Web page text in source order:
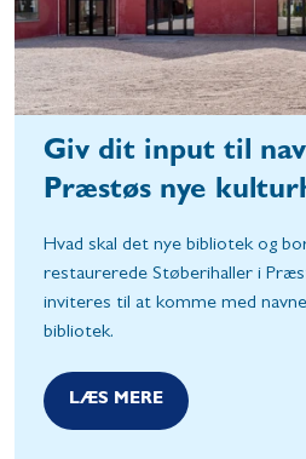
Giv dit input til
Præstøs nye
Hvad skal det nye bibliotek og
restaurerede Støberihaller i
inviteres til at komme med
bibliotek.
LÆS MERE